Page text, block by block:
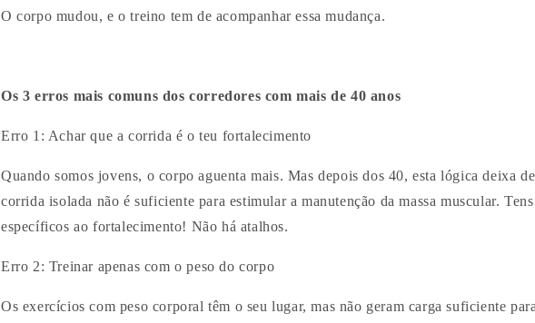
O corpo mudou, e o treino tem de acompanhar essa mudança.
Os 3 erros mais comuns dos corredores com mais de 40 anos
Erro 1: Achar que a corrida é o teu fortalecimento
Quando somos jovens, o corpo aguenta mais. Mas depois dos 40, esta lógica deixa
corrida isolada não é suficiente para estimular a manutenção da massa muscular.
específicos ao fortalecimento! Não há atalhos.
Erro 2: Treinar apenas com o peso do corpo
Os exercícios com peso corporal têm o seu lugar, mas não geram carga suficiente